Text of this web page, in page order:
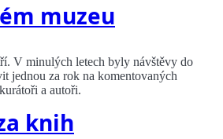
muzeu
V minulých letech byly návštěvy do
jednou za rok na komentovaných
a autoři.
knih